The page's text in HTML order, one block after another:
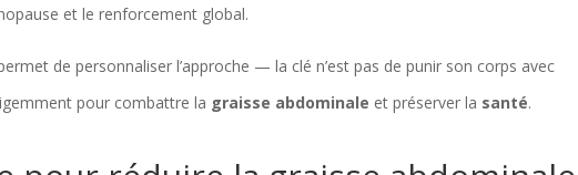
et le renforcement global.
de personnaliser l’approche — la clé n’est pas de punir son corps avec
pour combattre la graisse abdominale et préserver la santé.